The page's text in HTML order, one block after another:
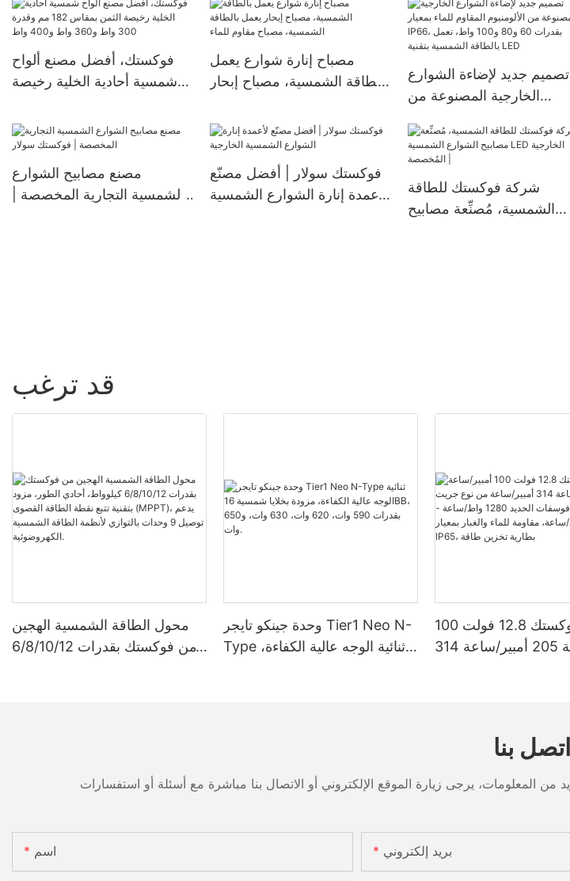
وات، 630 وات، و650 وات.
لأنظمة الطاقة الشمسية خارج
الشبكة بجهد 120 فولت، ويخدم
120/240 فولت - محول طاقة
شمسية خارج الشبكة
فوكستك، أفضل مصنع ألواح
شمسية أحادية الخلية رخيصة
300 واط و360 واط و400
واط
مصباح إنارة شوارع يعمل
بالطاقة الشمسية، مصباح إبحار
مقاوم للماء
تصميم جديد لإضاءة الشوارع
الخارجية المصنوعة من
IP66، بقدرات 60 و80 و100
واط، تعمل بالطاقة الشمسية
بتقنية LED
مصنع مصابيح الشوارع
الشمسية التجارية المخصصة |
فوكستك سولار | أفضل مصنّع
لأعمدة إنارة الشوارع الشمسية
شركة فوكستك للطاقة
الشمسية، مُصنِّعة مصابيح
قد ترغب
محول الطاقة الشمسية الهجين
من فوكستك بقدرات 6/8/10/12
وحدة جينكو تايجر Tier1 Neo N-
Type ثنائية الوجه عالية الكفاءة،
بطارية فوكستك 12.8 فولت 100
أمبير/ساعة 205 أمبير/ساعة 314
بطارية تخزين طاقة
اتصل بنا
اسم بريد إلكتروني